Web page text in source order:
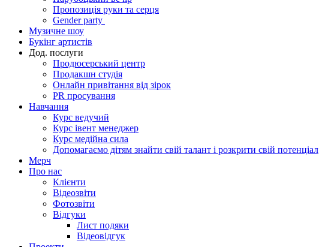
Пропозиція руки та серця
Gender party
Музичне шоу
Букінг артистів
Дод. послуги
Продюсерський центр
Продакшн студія
Онлайн привітання від зірок
PR просування
Навчання
Курс ведучий
Курс івент менеджер
Курс медійна сила
Допомагаємо дітям знайти свій талант і розкрити свій потенціал
Мерч
Про нас
Клієнти
Відеозвіти
Фотозвіти
Відгуки
Лист подяки
Відеовідгук